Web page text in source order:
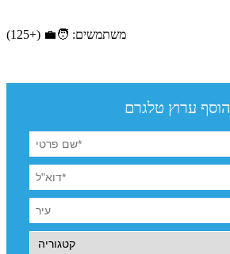
משתמשים: 🧑‍💼 (+125)
הוסף ערוץ טלגרם